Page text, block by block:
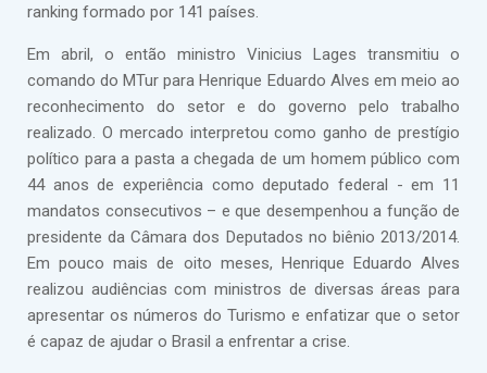
ranking formado por 141 países.
Em abril, o então ministro Vinicius Lages transmitiu o
comando do MTur para Henrique Eduardo Alves em meio ao
reconhecimento do setor e do governo pelo trabalho
realizado. O mercado interpretou como ganho de prestígio
político para a pasta a chegada de um homem público com
44 anos de experiência como deputado federal - em 11
mandatos consecutivos – e que desempenhou a função de
presidente da Câmara dos Deputados no biênio 2013/2014.
Em pouco mais de oito meses, Henrique Eduardo Alves
realizou audiências com ministros de diversas áreas para
apresentar os números do Turismo e enfatizar que o setor
é capaz de ajudar o Brasil a enfrentar a crise.